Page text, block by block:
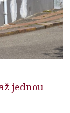
jednou